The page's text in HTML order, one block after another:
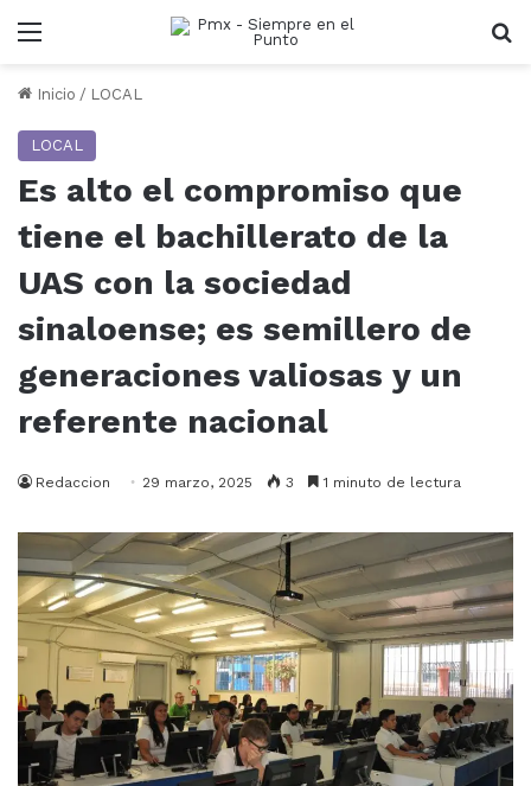
Menu
Inicio / LOCAL
LOCAL
Es alto el compromiso que
tiene el bachillerato de la
UAS con la sociedad
sinaloense; es semillero de
generaciones valiosas y un
referente nacional
Redaccion 29 marzo, 2025 3 1 minuto de lectura